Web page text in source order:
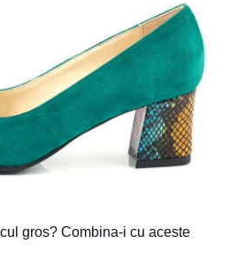
gros? Combina-i cu aceste